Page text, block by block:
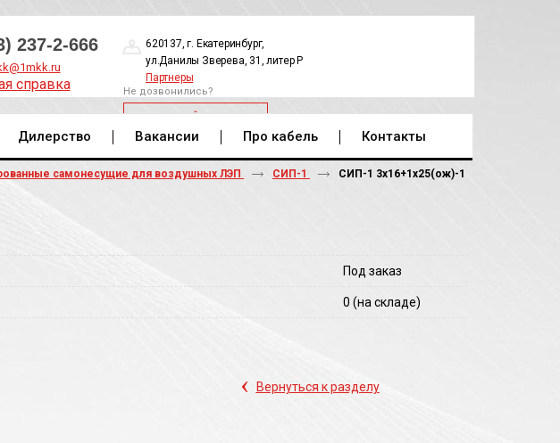
237-2-666
справка
620137, г. Екатеринбург,
ул.Данилы Зверева, 31, литер Р
Партнеры
Не дозвонились?
ОБРАТНЫЙ ЗВОНОК
Дилерство Вакансии Про кабель Контакты
самонесущие для воздушных ЛЭП СИП-1 СИП-1 3х16+1х25(ож)-1
Под заказ
0 (на складе)
‹ Вернуться к разделу